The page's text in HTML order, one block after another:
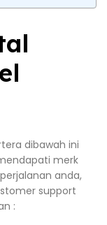
dibawah ini
merk
anda,
support
: